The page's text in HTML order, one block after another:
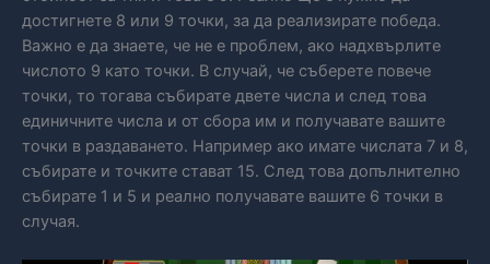
достигнете 8 или 9 точки, за да реализирате победа.
Важно е да знаете, че не е проблем, ако надхвърлите
числото 9 като точки. В случай, че съберете повече
точки, то тогава събирате двете числа и след това
единичните числа и от сбора им и получавате вашите
точки в раздаването. Например ако имате числата 7 и 8,
събирате и точките стават 15. След това допълнително
събирате 1 и 5 и реално получавате вашите 6 точки в
случая.